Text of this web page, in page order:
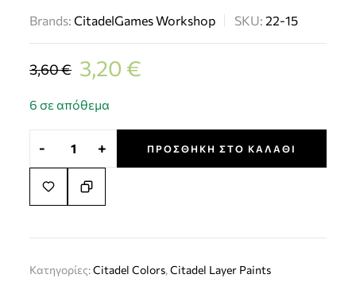
Brands:CitadelGames Workshop SKU:22-15
3,60€ 3,20€
6 σε απόθεμα
- + ΠΡΟΣΘΉΚΗ ΣΤΟ ΚΑΛΆΘΙ
Κατηγορίες:Citadel Colors,Citadel Layer Paints